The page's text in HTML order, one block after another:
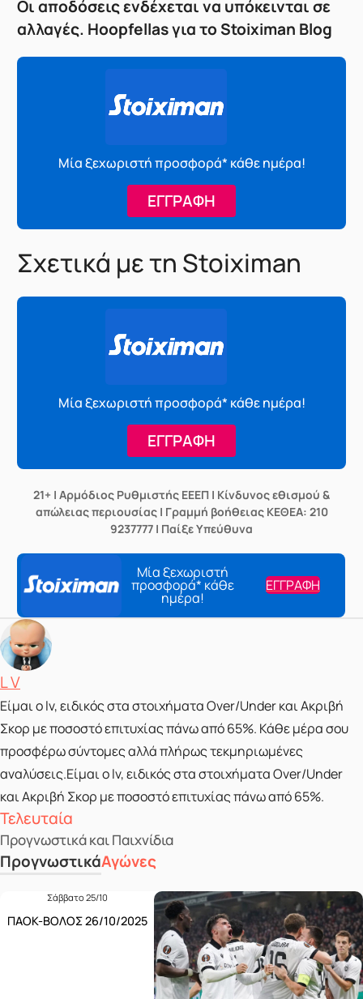
Τελευταία
Προγνωστικά και Παιχνίδια
ΠρογνωστικάΑγώνες
Σάββατο 25/10
ΠΑΟΚ-ΒΟΛΟΣ 26/10/2025
Οι αποδόσεις ενδέχεται να υπόκεινται σε
αλλαγές. Ηοοpfellas για το Stoiximan Blog
Μία ξεχωριστή προσφορά* κάθε ημέρα!
ΕΓΓΡΑΦΗ
Σχετικά με τη Stoiximan
Μία ξεχωριστή προσφορά* κάθε ημέρα!
ΕΓΓΡΑΦΗ
21+ | Αρμόδιος Ρυθμιστής ΕΕΕΠ | Κίνδυνος εθισμού &
απώλειας περιουσίας | Γραμμή βοήθειας ΚΕΘΕΑ: 210
9237777 | Παίξε Υπεύθυνα
Μία ξεχωριστή
προσφορά* κάθε
ημέρα!
ΕΓΓΡΑΦΗ
Posted by
L V
Είμαι ο lv, ειδικός στα στοιχήματα Over/Under και Ακριβή
Σκορ με ποσοστό επιτυχίας πάνω από 65%. Κάθε μέρα σου
προσφέρω σύντομες αλλά πλήρως τεκμηριωμένες
αναλύσεις.Είμαι ο lv, ειδικός στα στοιχήματα Over/Under
και Ακριβή Σκορ με ποσοστό επιτυχίας πάνω από 65%.